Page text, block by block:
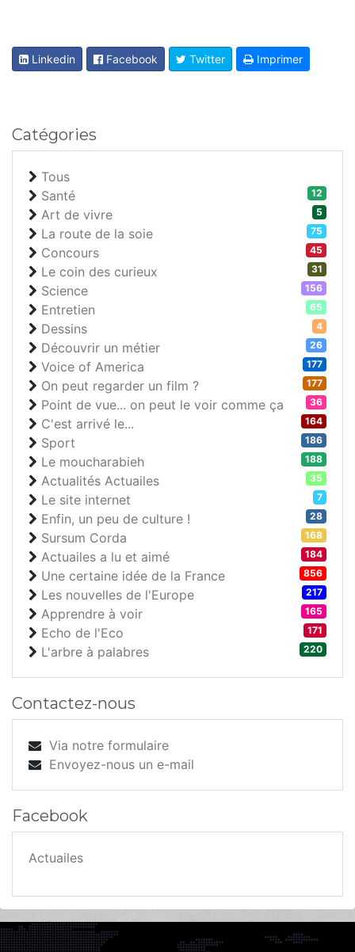
Linkedin Facebook Twitter Imprimer
Catégories
Tous
Santé
12
Art de vivre 5
La route de la soie 75
Concours 45
Le coin des curieux 31
Science 156
Entretien 65
Dessins 4
Découvrir un métier 26
Voice of America 177
On peut regarder un film ? 177
Point de vue... on peut le voir comme ça 36
C'est arrivé le... 164
Sport 186
Le moucharabieh 188
Actualités Actuailes 35
Le site internet 7
Enfin, un peu de culture ! 28
Sursum Corda 168
Actuailes a lu et aimé 184
Une certaine idée de la France 856
Les nouvelles de l'Europe 217
Apprendre à voir 165
Echo de l'Eco 171
L'arbre à palabres 220
Contactez-nous
Via notre formulaire
Envoyez-nous un e-mail
Facebook
Actuailes